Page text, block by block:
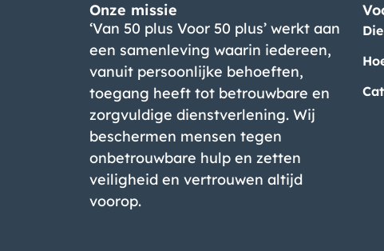
Onze missie
‘Van 50 plus Voor 50 plus’ werkt aan
een samenleving waarin iedereen,
vanuit persoonlijke behoeften,
toegang heeft tot betrouwbare en
zorgvuldige dienstverlening. Wij
beschermen mensen tegen
onbetrouwbare hulp en zetten
veiligheid en vertrouwen altijd
voorop.